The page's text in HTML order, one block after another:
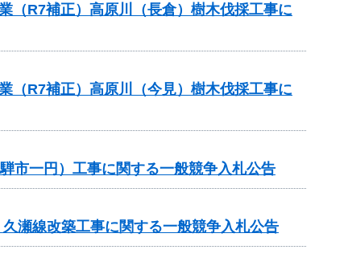
R7補正）高原川（長倉）樹木伐採工事に
R7補正）高原川（今見）樹木伐採工事に
市一円）工事に関する一般競争入札公告
瀬線改築工事に関する一般競争入札公告